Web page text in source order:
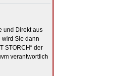
und Direkt aus
wird Sie dann
STORCH“ der
verantwortlich